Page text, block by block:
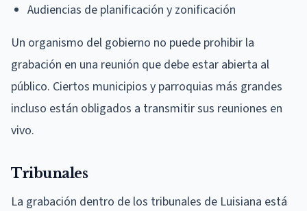
Audiencias de planificación y zonificación
Un organismo del gobierno no puede prohibir la
grabación en una reunión que debe estar abierta al
público. Ciertos municipios y parroquias más grandes
incluso están obligados a transmitir sus reuniones en
vivo.
Tribunales
La grabación dentro de los tribunales de Luisiana está